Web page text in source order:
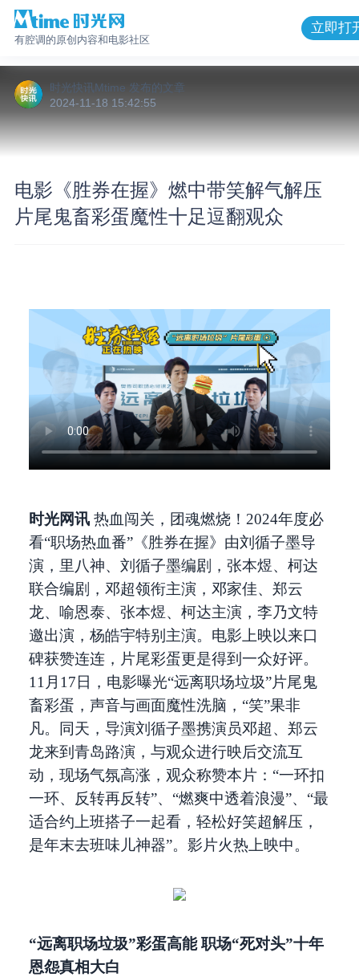
有腔调的原创内容和电影社区
立即打
时光快讯Mtime 发布的 文章
2024-11-18 15:42:55
电影《胜券在握》燃中带笑解气解压
片尾鬼畜彩蛋魔性十足逗翻观众
时光网讯 热血闯关，团魂燃烧！2024年度必
看“职场热血番”《胜券在握》由刘循子墨导
演，里八神、刘循子墨编剧，张本煜、柯达
联合编剧，邓超领衔主演，邓家佳、郑云
龙、喻恩泰、张本煜、柯达主演，李乃文特
邀出演，杨皓宇特别主演。电影上映以来口
碑获赞连连，片尾彩蛋更是得到一众好评。
11月17日，电影曝光“远离职场垃圾”片尾鬼
畜彩蛋，声音与画面魔性洗脑，“笑”果非
凡。同天，导演刘循子墨携演员邓超、郑云
龙来到青岛路演，与观众进行映后交流互
动，现场气氛高涨，观众称赞本片：“一环扣
一环、反转再反转”、“燃爽中透着浪漫”、“最
适合约上班搭子一起看，轻松好笑超解压，
是年末去班味儿神器”。影片火热上映中。
“远离职场垃圾”彩蛋高能 职场“死对头”十年
恩怨真相大白